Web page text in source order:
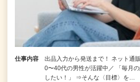
仕事内容
出品入力から発送まで！ ネット通
0〜40代の男性が活躍中／ 「毎月
したい！」 ⇒そんな〈目標〉を…